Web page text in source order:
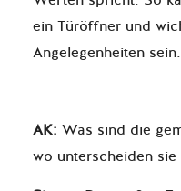
ein Türöffner und
Angelegenheiten sein.
AK: Was sind die
wo unterscheiden sie